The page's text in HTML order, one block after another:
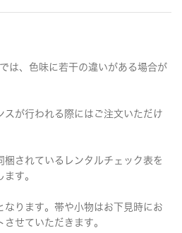
は、色味に若干の違いがある場合が
が行われる際にはご注文いただけ
されているレンタルチェック表を
す。
ります。帯や小物はお下見時にお
せていただきます。